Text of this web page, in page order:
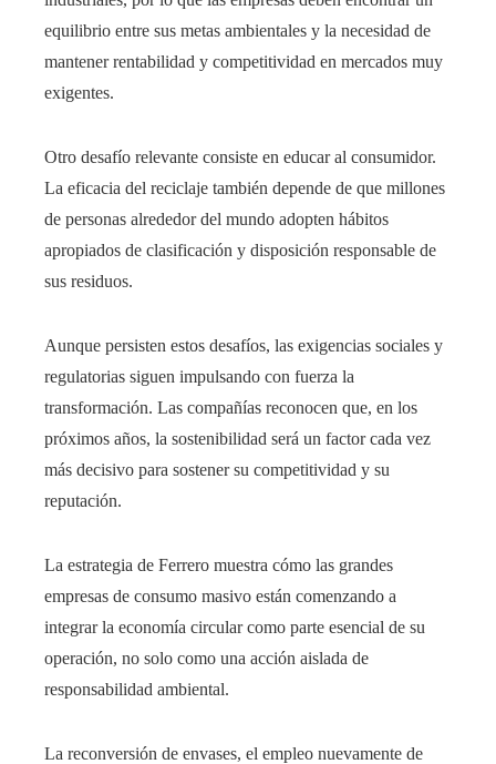
equilibrio entre sus metas ambientales y la necesidad de
mantener rentabilidad y competitividad en mercados muy
exigentes.
Otro desafío relevante consiste en educar al consumidor.
La eficacia del reciclaje también depende de que millones
de personas alrededor del mundo adopten hábitos
apropiados de clasificación y disposición responsable de
sus residuos.
Aunque persisten estos desafíos, las exigencias sociales y
regulatorias siguen impulsando con fuerza la
transformación. Las compañías reconocen que, en los
próximos años, la sostenibilidad será un factor cada vez
más decisivo para sostener su competitividad y su
reputación.
La estrategia de Ferrero muestra cómo las grandes
empresas de consumo masivo están comenzando a
integrar la economía circular como parte esencial de su
operación, no solo como una acción aislada de
responsabilidad ambiental.
La reconversión de envases, el empleo nuevamente de